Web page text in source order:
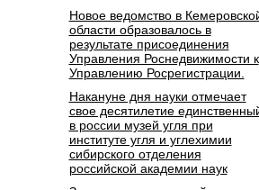
Новое ведомство в
области образовалось в
результате присоединения
Управления Роснедвижимости к
Управлению Росрегистрации.
Накануне дня науки отмечает
свое десятилетие
в россии музей угля при
институте угля и углехимии
сибирского отделения
российской академии наук